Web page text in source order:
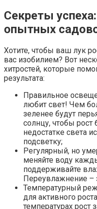
Секреты
опытных
Хотите, чтобы ваш лук
вас изобилием? Вот
хитростей, которые
результата:
Правильное
любит свет! Чем
зеленее будут
солнцу, чтобы
недостатке света
подсветку;
Регулярный, но
меняйте воду
поддерживайте
Переувлажнение –
Температурный
для активного
температурах рост